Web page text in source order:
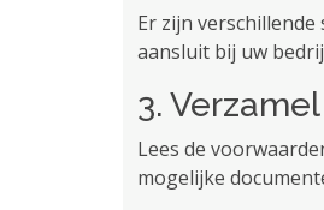
Er zijn
aansluit bij uw
3.
Lees de
mogelijke